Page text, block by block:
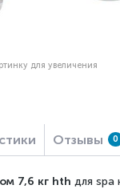
для увеличения
Отзывы 0
7,6 кг hth для spa